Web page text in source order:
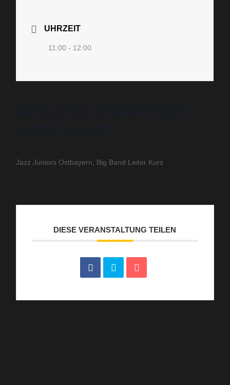
UHRZEIT
11:00 - 12:00
Jazz Juniors Ostbayern, Big Band Leiter Kurs
DIESE VERANSTALTUNG TEILEN